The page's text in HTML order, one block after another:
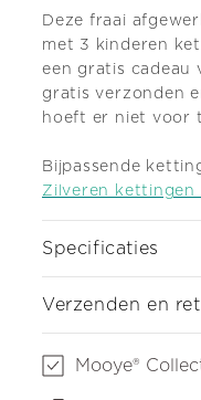
Deze fraai
met 3 kinderen
een gratis cadeau
gratis verzonden
hoeft er niet voor
Bijpassende
Zilveren kettingen
Specificaties
Verzenden en
Mooye®